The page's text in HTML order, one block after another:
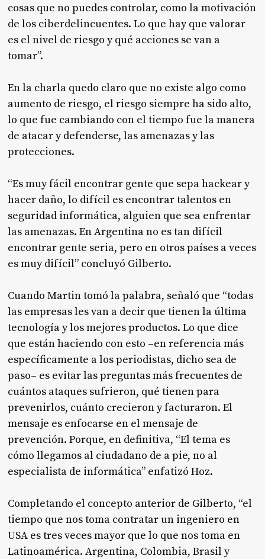
cosas que no puedes controlar, como la motivación
de los ciberdelincuentes. Lo que hay que valorar
es el nivel de riesgo y qué acciones se van a
tomar”.
En la charla quedo claro que no existe algo como
aumento de riesgo, el riesgo siempre ha sido alto,
lo que fue cambiando con el tiempo fue la manera
de atacar y defenderse, las amenazas y las
protecciones.
“Es muy fácil encontrar gente que sepa hackear y
hacer daño, lo difícil es encontrar talentos en
seguridad informática, alguien que sea enfrentar
las amenazas. En Argentina no es tan difícil
encontrar gente seria, pero en otros países a veces
es muy difícil” concluyó Gilberto.
Cuando Martin tomó la palabra, señaló que “todas
las empresas les van a decir que tienen la última
tecnología y los mejores productos. Lo que dice
que están haciendo con esto –en referencia más
específicamente a los periodistas, dicho sea de
paso– es evitar las preguntas más frecuentes de
cuántos ataques sufrieron, qué tienen para
prevenirlos, cuánto crecieron y facturaron. El
mensaje es enfocarse en el mensaje de
prevención. Porque, en definitiva, “El tema es
cómo llegamos al ciudadano de a pie, no al
especialista de informática” enfatizó Hoz.
Completando el concepto anterior de Gilberto, “el
tiempo que nos toma contratar un ingeniero en
USA es tres veces mayor que lo que nos toma en
Latinoamérica. Argentina, Colombia, Brasil y